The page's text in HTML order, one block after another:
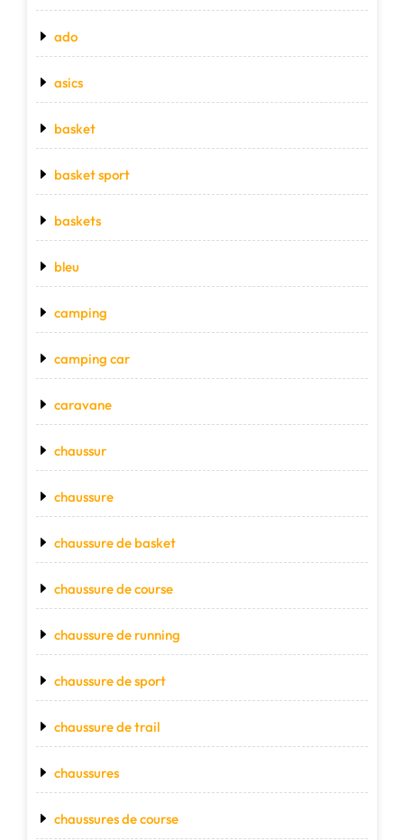
ado
asics
basket
basket sport
baskets
bleu
camping
camping car
caravane
chaussur
chaussure
chaussure de basket
chaussure de course
chaussure de running
chaussure de sport
chaussure de trail
chaussures
chaussures de course